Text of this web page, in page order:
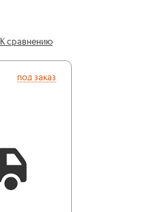
К сравнению
под заказ